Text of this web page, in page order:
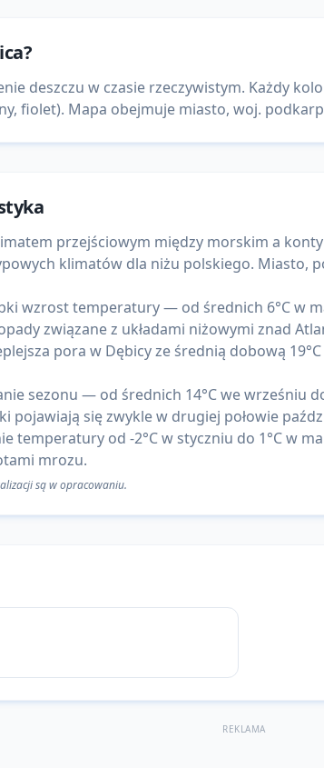
?
deszczu w czasie rzeczywistym. Każdy
fiolet). Mapa obejmuje miasto, woj.
przejściowym między morskim a
klimatów dla niżu polskiego.
wzrost temperatury — od średnich 6°C w
związane z układami niżowymi znad
pora w Dębicy ze średnią dobową
sezonu — od średnich 14°C we wrześniu
się zwykle w drugiej połowie
temperatury od -2°C w styczniu do 1°C w
mrozu.
są w opracowaniu.
REKLAMA